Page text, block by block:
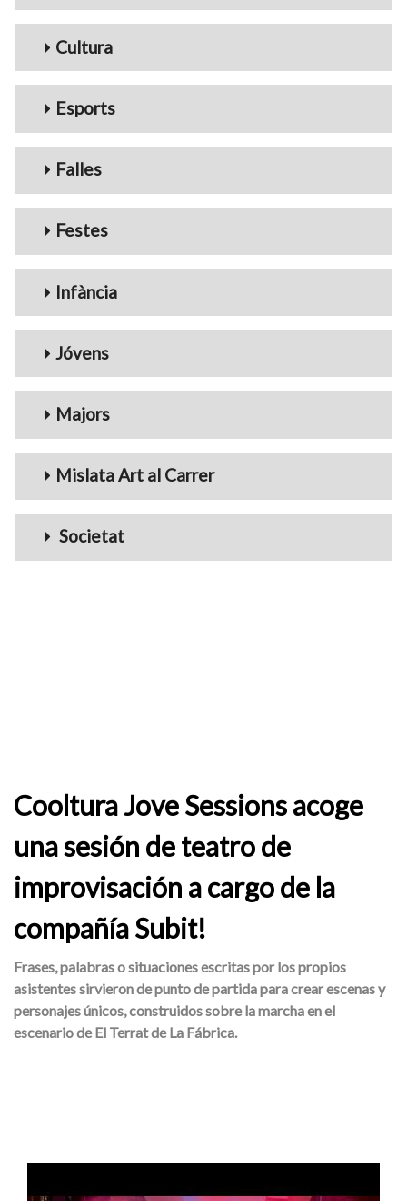
Cultura
Esports
Falles
Festes
Infància
Jóvens
Majors
Mislata Art al Carrer
Societat
Cooltura Jove Sessions acoge
una sesión de teatro de
improvisación a cargo de la
compañía Subit!
Frases, palabras o situaciones escritas por los propios
asistentes sirvieron de punto de partida para crear escenas y
personajes únicos, construidos sobre la marcha en el
escenario de El Terrat de La Fábrica.